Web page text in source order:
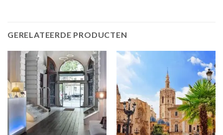
GERELATEERDE PRODUCTEN